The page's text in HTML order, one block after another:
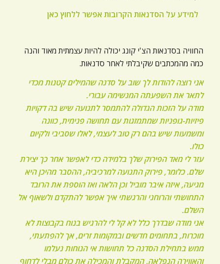
למידע על הסדנאות הקרובות אפשר ללחוץ כאן
החוויה בסדנאות הצ'י קונג יכולה להיות עצמתית מאוד והנה
כמה מהמכתבים שקיבלתי לאחר סדנאות.
אני רוצה להודות לך שוב על סדנה שהמילים קטנות מכדי
לתאר את השפעתה המנשימה עבורי.
מודה על הזכות הגדולה להתמסר לתנועה שיש בה דקויות
פיזיות-גופניות שמתמזגות עם תחושה פנימית, כוונה
ומשמעות שיש בהם רק טוב לעצמי, לאלו שסביבי ולקיום
כולו.
עזר לי מאד הפירוק שלך בלמידה כדי לאפשר אחר כך יצירת
שלם. כלומר, פירוק התנועה למרכיביה, ההסבר מהיכן היא
מגיעה, איזה איבר מוביל וכן הלאה ואז הוספת את הרובד
התחושתי והרוחני והרגשתי איך אפשר להתקדם ולשאוף אל
השלם.
אני מודה שבדרך כלל לא קל לי להרגיש בנוח בקבוצות לא
מוכרות, בתחומים חדשים ובמקומות זרים, אך להפתעתי,
ממש בתחילת הסדנה כל תחושות אי הנוחות נעלמו
והאווירה הנפלאה, המקבלת והמכילה את כולם מבלי לדחוף